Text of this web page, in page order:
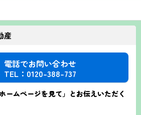
産
電話でお問い合わせ
TEL：0120-388-737
ームページを見て」とお伝えいただく